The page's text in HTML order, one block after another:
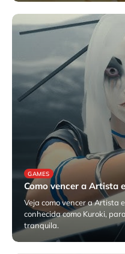
julho 22, 2025
GAMES
Como vencer a Artista
Veja como vencer a Artista
conhecida como Kuroki,
tranquila.
julho 21, 2025